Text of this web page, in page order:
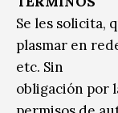
Se les solicita,
plasmar en
etc. Sin
obligación por